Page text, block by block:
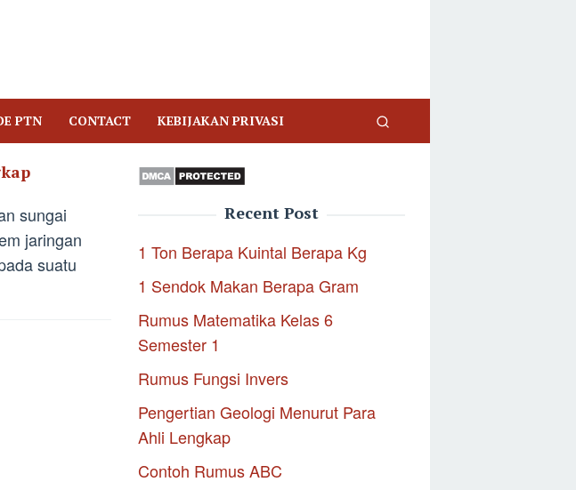
PTN CONTACT KEBIJAKAN PRIVASI
sungai
jaringan
suatu
Recent Post
1 Ton Berapa Kuintal Berapa Kg
1 Sendok Makan Berapa Gram
Rumus Matematika Kelas 6
Semester 1
Rumus Fungsi Invers
Pengertian Geologi Menurut Para
Ahli Lengkap
Contoh Rumus ABC